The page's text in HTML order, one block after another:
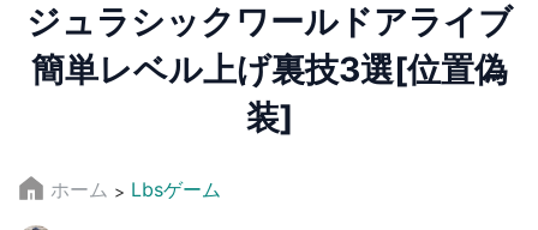
ジュラシックワールドアライブ
簡単レベル上げ裏技3選[位置偽
装]
ホーム > Lbsゲーム